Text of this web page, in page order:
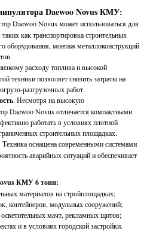
Daewoo Novus КМУ:
Daewoo Novus может использоваться для
как транспортировка строительных
оборудования, монтаж металлоконструкций
расходу топлива и высокой
техники позволяет снизить затраты на
разгрузочных работ.
. Несмотря на высокую
Daewoo Novus отличается компактными
работать в условиях плотной
строительных площадках.
. Техника оснащена современными системами
аварийных ситуаций и обеспечивает
КМУ 6 тонн:
материалов на стройплощадках;
контейнеров, модульных сооружений;
мачт, рекламных щитов;
и в условиях городской застройки.